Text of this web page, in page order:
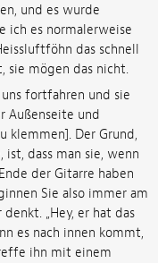
und es wurde
ich es normalerweise
das schnell
sie mögen das nicht.
fortfahren und sie
Außenseite und
Der Grund,
dass man sie, wenn
der Gitarre haben
Sie also immer am
„Hey, er hat das
es nach innen kommt,
ihn mit einem